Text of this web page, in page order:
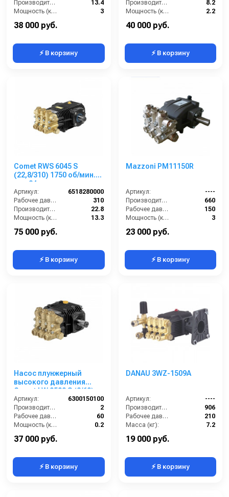
Производительность (л/мин):
13.4
Мощность (кВт):
3
Обороты двигателя (об/мин):
38 000 руб.
⚡ В корзину
Производительность (л/мин):
8.2
Мощность (кВт):
2.2
Обороты двигателя (об/мин):
40 000 руб.
⚡ В корзину
Comet RWS 6045 S
(22,8/310) 1750 об/мин.
вал 24мм
Артикул:
6518280000
Рабочее давление (бар):
310
Производительность (л/мин):
22.8
Мощность (кВт):
13.3
Обороты двигателя (об/мин):
75 000 руб.
⚡ В корзину
Mazzoni PM11150R
Артикул:
----
Производительность (л/ч):
660
Рабочее давление (бар):
150
Мощность (кВт):
3
23 000 руб.
⚡ В корзину
Насос плунжерный
высокого давления
Comet LW 0509 S (2/60);
1450 об/мин. вал ø 24 мм
Артикул:
6300150100
Производительность (л/мин):
2
Рабочее давление (бар):
60
Мощность (кВт):
0.2
37 000 руб.
⚡ В корзину
DANAU 3WZ-1509A
Артикул:
----
Производительность (л/ч):
906
Рабочее давление (бар):
210
Масса (кг):
7.2
19 000 руб.
⚡ В корзину